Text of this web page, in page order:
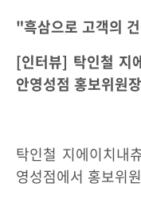
"흑삼으로 고객의
[인터뷰] 탁인철 지
안영성점 홍보위원장
탁인철 지에이치내
영성점에서 홍보위